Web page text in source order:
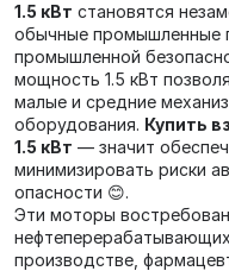
1.5 кВт становятся
обычные промышленные
промышленной
мощность 1.5 кВт
малые и средние
оборудования. Купить
1.5 кВт — значит
минимизировать риски
опасности 😊.
Эти моторы
производстве,